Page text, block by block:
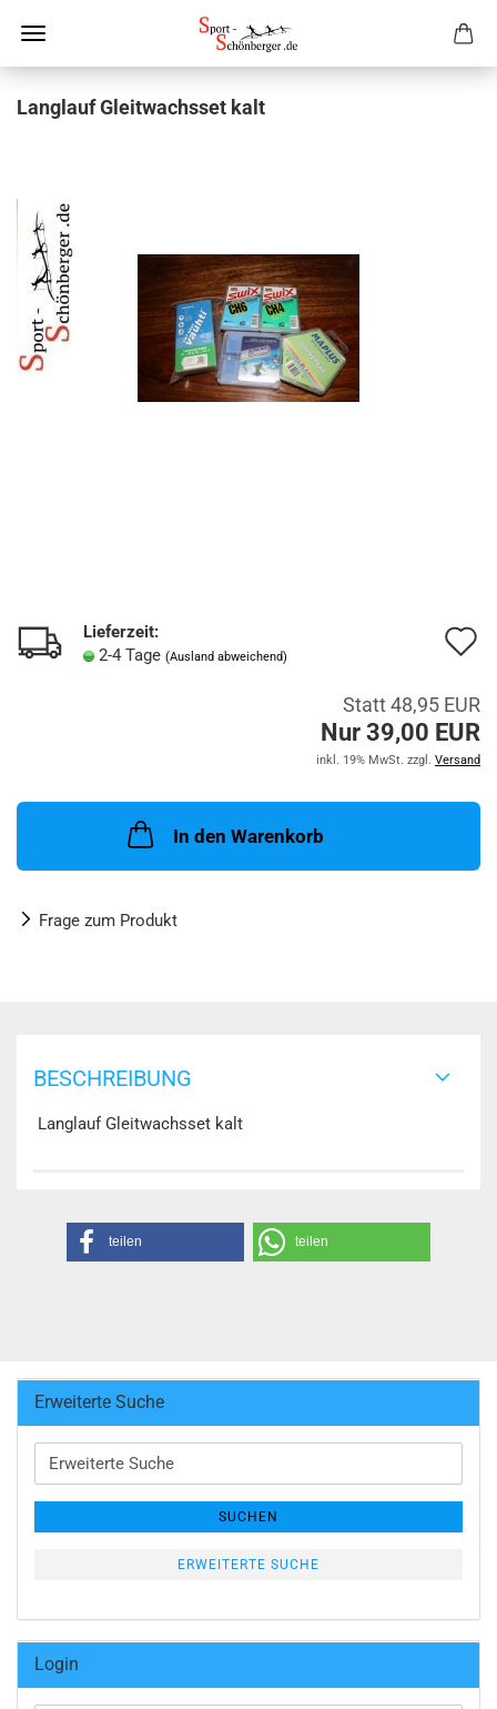
Langlauf Gleitwachsset kalt
Lieferzeit:
2-4 Tage (Ausland abweichend)
Statt 48,95 EUR
Nur 39,00 EUR
inkl. 19% MwSt. zzgl. Versand
In den Warenkorb
Frage zum Produkt
BESCHREIBUNG
Langlauf Gleitwachsset kalt
teilen teilen
Erweiterte Suche
Erweiterte
Suche
SUCHEN
ERWEITERTE SUCHE
Login